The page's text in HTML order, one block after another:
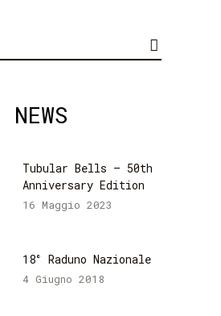
Tubular Bells – 50th
Anniversary Edition
16 Maggio 2023
18° Raduno Nazionale
4 Giugno 2018